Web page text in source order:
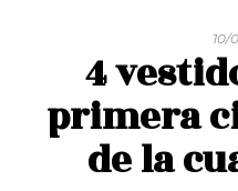
10/
4
primera
de la